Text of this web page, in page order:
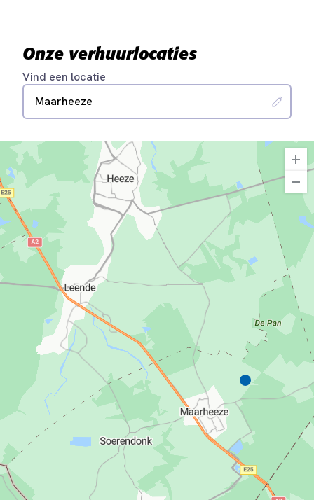
Onze verhuurlocaties
Vind een locatie
Maarheeze